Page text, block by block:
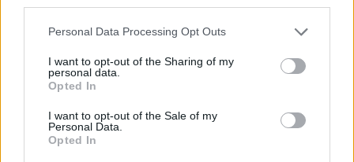
Personal Data Processing Opt Outs
I want to opt-out of the Sharing of my
personal data.
Opted In
I want to opt-out of the Sale of my
Personal Data.
Opted In
Group nemzetközi szállodalánc üzemelteti majd.
ingatlanfejlesztése negyedik üteme. A több mint 11 ezer
négyzetméteren megvalósuló hotelben 198 szobát
emellett létrejön egy 175 fős étterem, konferenciatermek és
egy fitneszterem is. A szálloda legfelső szintjén pedig egy